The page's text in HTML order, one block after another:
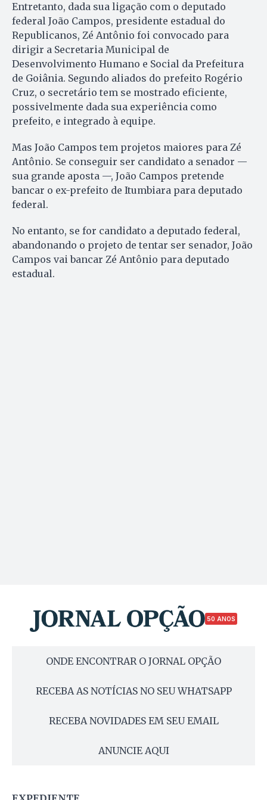
Entretanto, dada sua ligação com o deputado
federal João Campos, presidente estadual do
Republicanos, Zé Antônio foi convocado para
dirigir a Secretaria Municipal de
Desenvolvimento Humano e Social da Prefeitura
de Goiânia. Segundo aliados do prefeito Rogério
Cruz, o secretário tem se mostrado eficiente,
possivelmente dada sua experiência como
prefeito, e integrado à equipe.
Mas João Campos tem projetos maiores para Zé
Antônio. Se conseguir ser candidato a senador —
sua grande aposta —, João Campos pretende
bancar o ex-prefeito de Itumbiara para deputado
federal.
No entanto, se for candidato a deputado federal,
abandonando o projeto de tentar ser senador, João
Campos vai bancar Zé Antônio para deputado
estadual.
50 ANOS
ONDE ENCONTRAR O JORNAL OPÇÃO
RECEBA AS NOTÍCIAS NO SEU WHATSAPP
RECEBA NOVIDADES EM SEU EMAIL
ANUNCIE AQUI